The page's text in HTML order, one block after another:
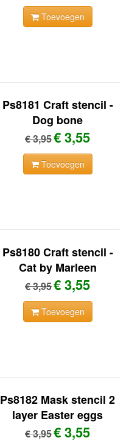
Toevoegen
Ps8181 Craft stencil -
Dog bone
€ 3,95€ 3,55
Toevoegen
Ps8180 Craft stencil -
Cat by Marleen
€ 3,95€ 3,55
Toevoegen
Ps8182 Mask stencil 2
layer Easter eggs
€ 3,95€ 3,55